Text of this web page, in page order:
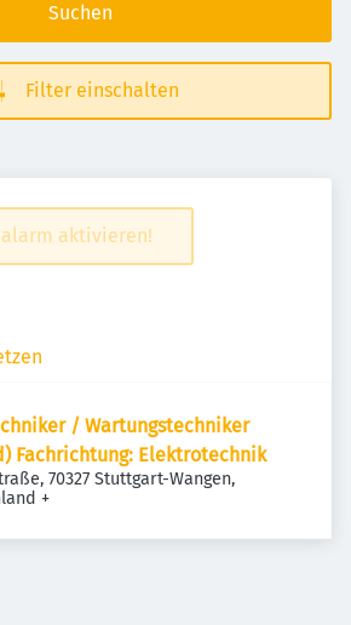
Suchen
Filter einschalten
aktivieren!
/ Wartungstechniker
Fachrichtung: Elektrotechnik
70327 Stuttgart-Wangen,
+